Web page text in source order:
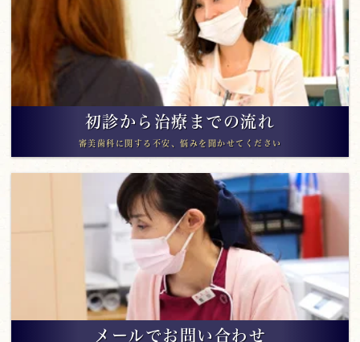
初診から治療までの流れ
審美歯科に関する不安、悩みを聞かせてください
メールでお問い合わせ